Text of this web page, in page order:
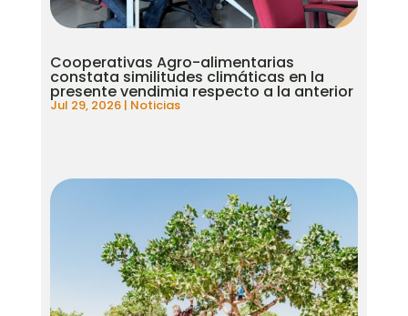
Cooperativas Agro-alimentarias
constata similitudes climáticas en la
presente vendimia respecto a la anterior
Jul 29, 2026| Noticias